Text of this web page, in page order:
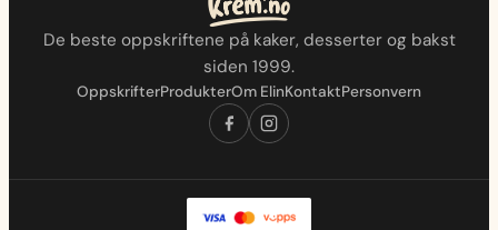
De beste oppskriftene på kaker, desserter og bakst
siden 1999.
OppskrifterProdukterOm ElinKontaktPersonvern